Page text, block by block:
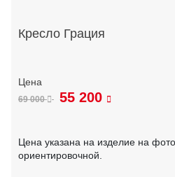
Кресло Грация
69 000 55 200
Цена указана на изделие на
ориентировочной.